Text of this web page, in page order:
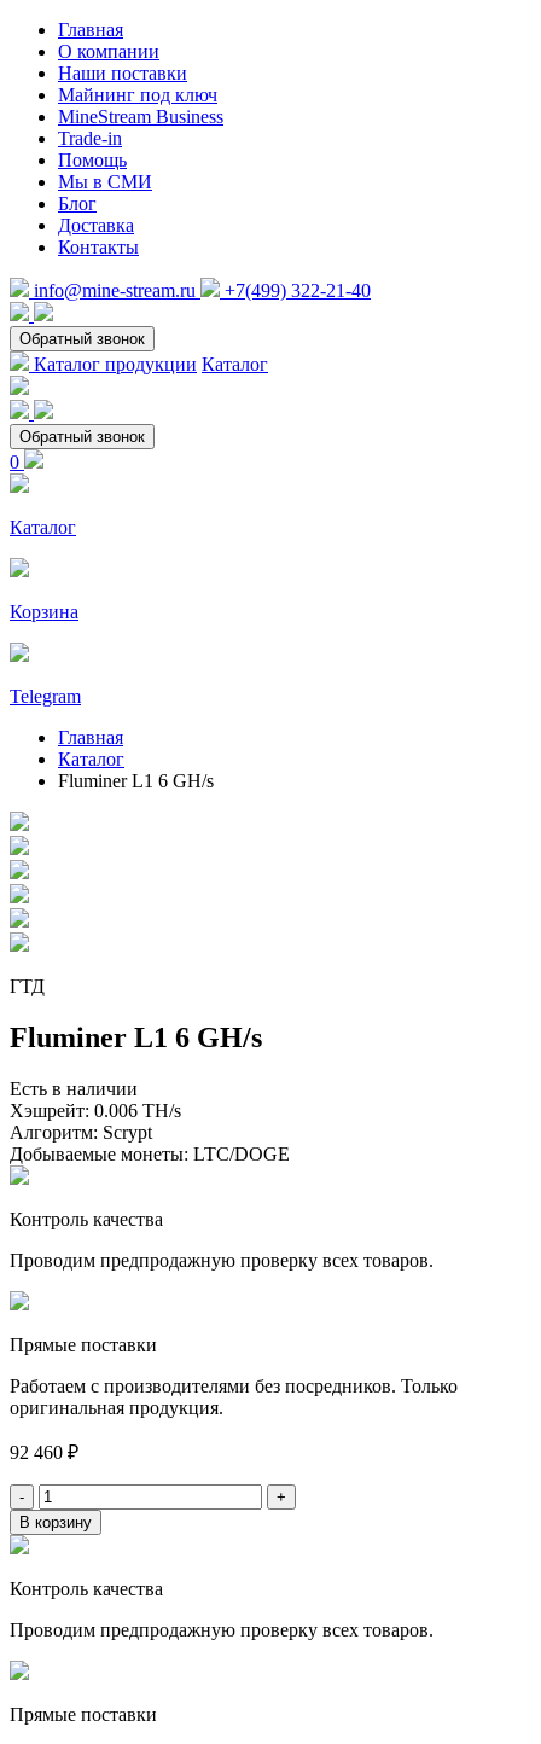
Главная
О компании
Наши поставки
Майнинг под ключ
MineStream Business
Trade-in
Помощь
Мы в СМИ
Блог
Доставка
Контакты
info@mine-stream.ru +7(499) 322-21-40
Обратный звонок
Каталог продукции Каталог
Обратный звонок
0
Каталог
Корзина
Telegram
Главная
Каталог
Fluminer L1 6 GH/s
ГТД
Fluminer L1 6 GH/s
Есть в наличии
Хэшрейт: 0.006 TH/s
Алгоритм: Scrypt
Добываемые монеты: LTC/DOGE
Контроль качества
Проводим предпродажную проверку всех товаров.
Прямые поставки
Работаем с производителями без посредников. Только
оригинальная продукция.
92 460 ₽
-
+
В корзину
Контроль качества
Проводим предпродажную проверку всех товаров.
Прямые поставки